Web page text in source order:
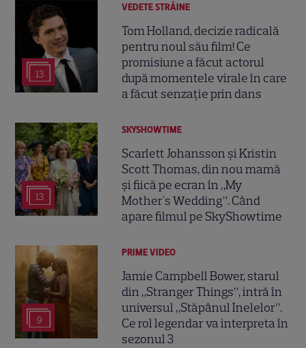
13
VEDETE STRĂINE
Tom Holland, decizie radicală
pentru noul său film! Ce
promisiune a făcut actorul
după momentele virale în care
a făcut senzație prin dans
13
SKYSHOWTIME
Scarlett Johansson și Kristin
Scott Thomas, din nou mamă
și fiică pe ecran în „My
Mother's Wedding”. Când
apare filmul pe SkyShowtime
9
PRIME VIDEO
Jamie Campbell Bower, starul
din „Stranger Things”, intră în
universul „Stăpânul Inelelor”.
Ce rol legendar va interpreta în
sezonul 3